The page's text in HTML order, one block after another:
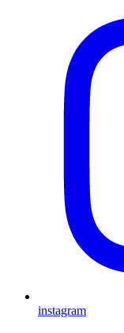
instagram